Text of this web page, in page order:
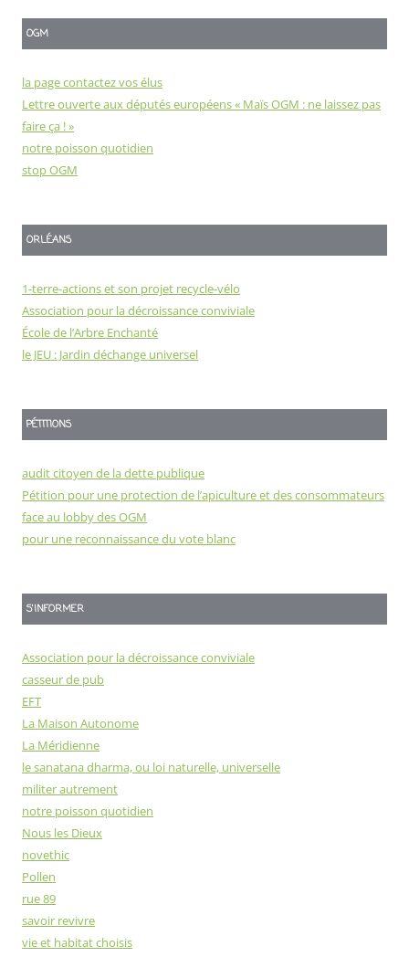
OGM
la page contactez vos élus
Lettre ouverte aux députés européens « Maïs OGM : ne laissez pas
faire ça ! »
notre poisson quotidien
stop OGM
ORLÉANS
1-terre-actions et son projet recycle-vélo
Association pour la décroissance conviviale
École de l’Arbre Enchanté
le JEU : Jardin déchange universel
PÉTITIONS
audit citoyen de la dette publique
Pétition pour une protection de l’apiculture et des consommateurs
face au lobby des OGM
pour une reconnaissance du vote blanc
S'INFORMER
Association pour la décroissance conviviale
casseur de pub
EFT
La Maison Autonome
La Méridienne
le sanatana dharma, ou loi naturelle, universelle
militer autrement
notre poisson quotidien
Nous les Dieux
novethic
Pollen
rue 89
savoir revivre
vie et habitat choisis